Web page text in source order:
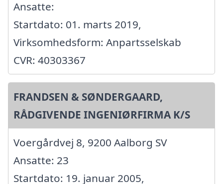
Ansatte:
Startdato: 01. marts 2019,
Virksomhedsform: Anpartsselskab
CVR: 40303367
FRANDSEN & SØNDERGAARD,
RÅDGIVENDE INGENIØRFIRMA K/S
Voergårdvej 8, 9200 Aalborg SV
Ansatte: 23
Startdato: 19. januar 2005,